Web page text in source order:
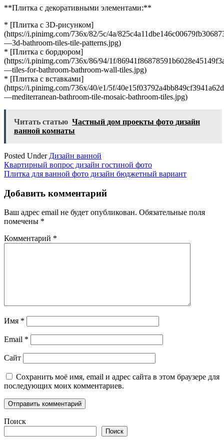
**Плитка с декоративными элементами:**
* [Плитка с 3D-рисунком]
(https://i.pinimg.com/736x/82/5c/4a/
—3d-bathroom-tiles-tile-patterns.jpg)
* [Плитка с бордюром]
(https://i.pinimg.com/736x/86/94/1f/
—tiles-for-bathroom-bathroom-wall-tiles.jpg)
* [Плитка с вставками]
(https://i.pinimg.com/736x/40/e1/5f/
—mediterranean-bathroom-tile-mosaic-bathroom-tiles.jpg)
Читать статью Частный дом проекты фото дизайн
ванной комнаты
Posted Under Дизайн ванной
Навигация
по
записям
Квартирный вопрос дизайн гостиной фото
Плитка для ванной фото дизайн бюджетный вариант
Добавить комментарий
Ваш адрес email не будет опубликован. Обязательные поля
помечены *
Комментарий *
Имя *
Email *
Сайт
Сохранить моё имя, email и адрес сайта в этом браузере для
последующих моих комментариев.
Поиск
Поиск